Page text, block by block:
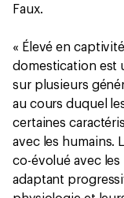
Faux.
« Élevé en
domestication est
sur plusieurs
au cours duquel
certaines
avec les humains.
co-évolué avec
adaptant